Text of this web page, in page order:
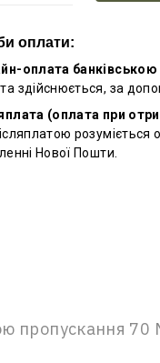
оплати:
оплата
здійснюється, за
(оплата при
Нової Пошти.
пропускання 70